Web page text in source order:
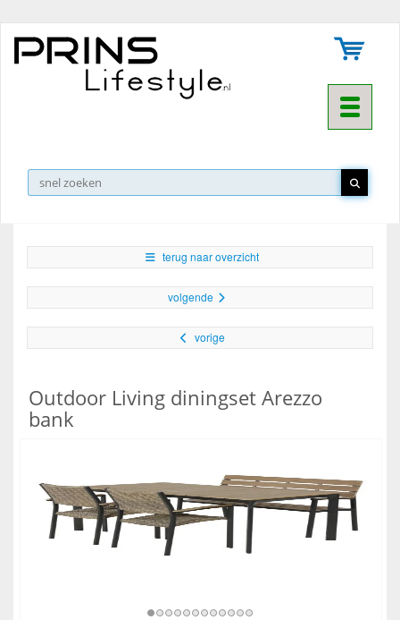
Toggle
▼
terug naar overzicht
volgende
vorige
Outdoor Living diningset Arezzo
bank